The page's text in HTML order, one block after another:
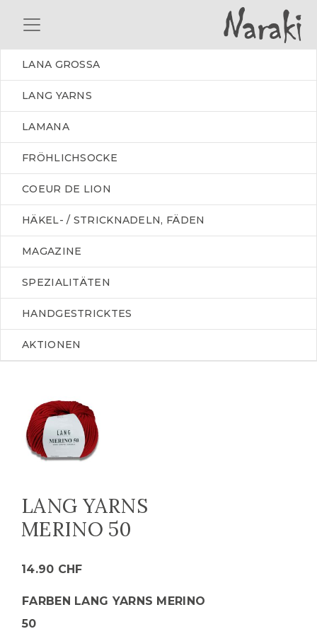
LANA GROSSA
LANG YARNS
LAMANA
FRÖHLICHSOCKE
COEUR DE LION
HÄKEL- / STRICKNADELN, FÄDEN
MAGAZINE
SPEZIALITÄTEN
HANDGESTRICKTES
AKTIONEN
LANG YARNS
MERINO 50
14.90 CHF
FARBEN LANG YARNS MERINO
50